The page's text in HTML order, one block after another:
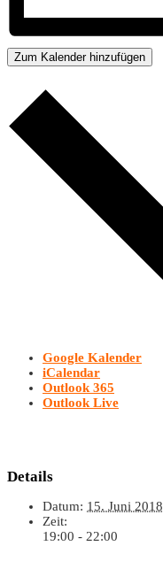
Zum Kalender hinzufügen
Google Kalender
iCalendar
Outlook 365
Outlook Live
Details
Datum: 15. Juni 2018
Zeit:
19:00 - 22:00